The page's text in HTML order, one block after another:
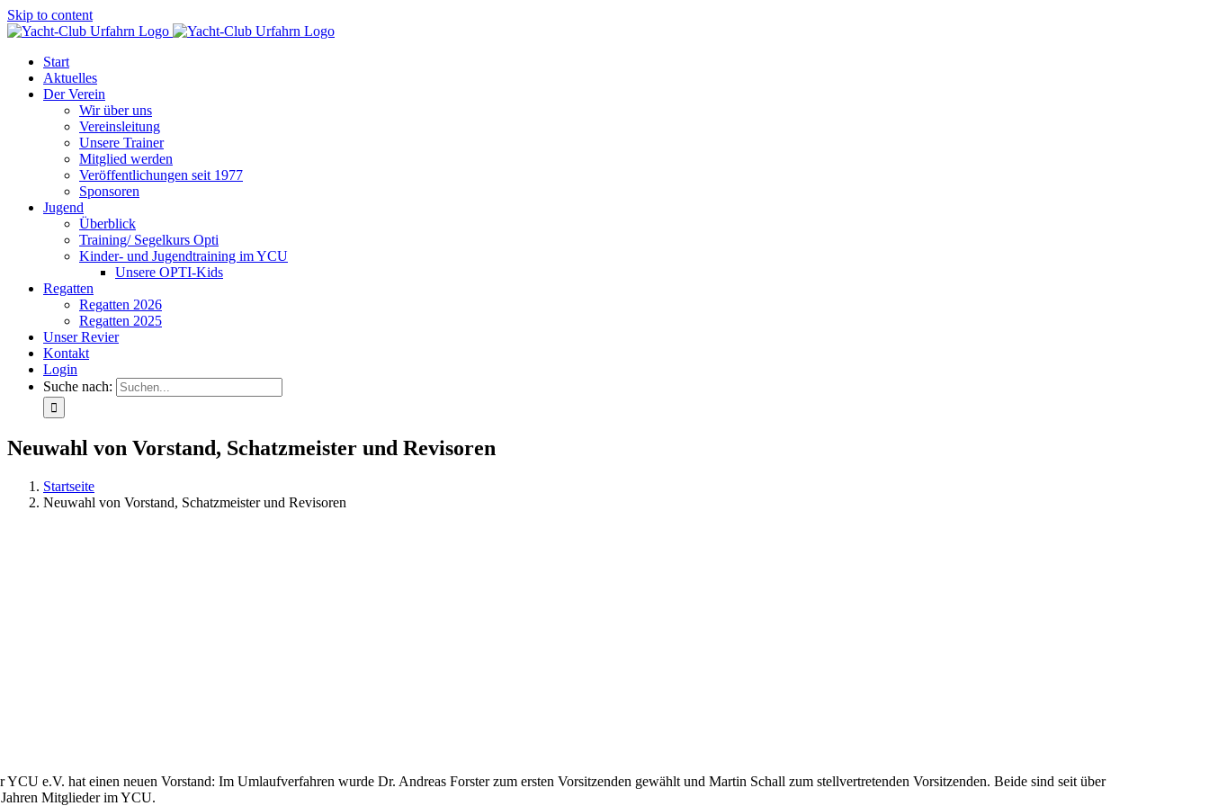
Skip to content
Start
Aktuelles
Der Verein
Wir über uns
Vereinsleitung
Unsere Trainer
Mitglied werden
Veröffentlichungen seit 1977
Sponsoren
Jugend
Überblick
Training/ Segelkurs Opti
Kinder- und Jugendtraining im YCU
Unsere OPTI-Kids
Regatten
Regatten 2026
Regatten 2025
Unser Revier
Kontakt
Login
Suche nach:
Neuwahl von Vorstand, Schatzmeister und Revisoren
Startseite
Neuwahl von Vorstand, Schatzmeister und Revisoren
YCU e.V. hat einen neuen Vorstand: Im Umlaufverfahren wurde Dr. Andreas Forster zum ersten Vorsitzenden gewählt und Martin Schall zum stellvertretenden Vorsitzenden. Beide sind seit über
Mitglieder im YCU.